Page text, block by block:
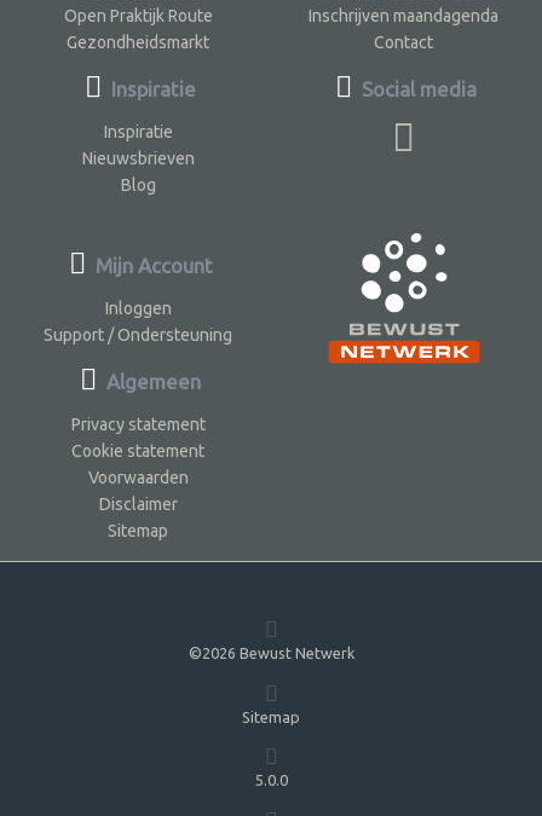
Open Praktijk Route
Gezondheidsmarkt
Inspiratie
Inspiratie
Nieuwsbrieven
Blog
Inschrijven maandagenda
Contact
Social media
Mijn Account
Inloggen
Support / Ondersteuning
Algemeen
Privacy statement
Cookie statement
Voorwaarden
Disclaimer
Sitemap
©2026 Bewust Netwerk
Sitemap
5.0.0